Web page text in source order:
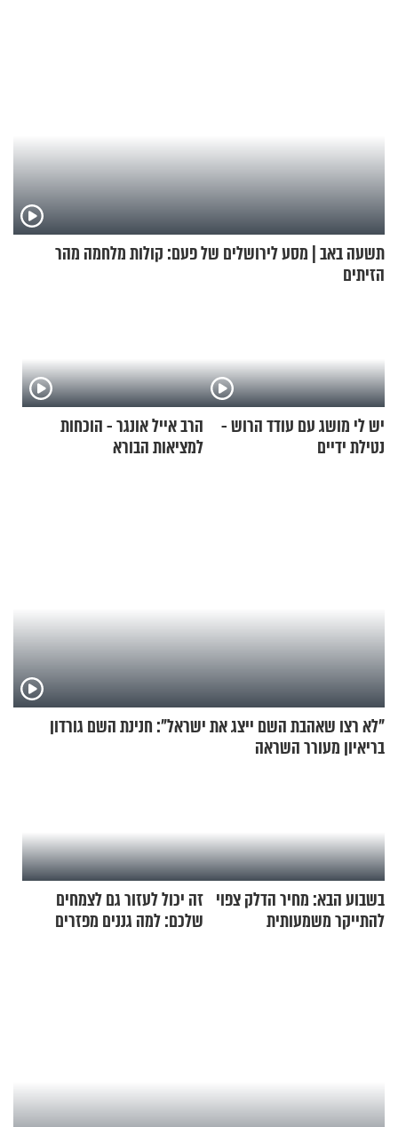
תשעה באב | מסע לירושלים של פעם: קולות מלחמה מהר
הזיתים
יש לי מושג עם עודד הרוש -
נטילת ידיים
הרב אייל אונגר - הוכחות
למציאות הבורא
"לא רצו שאהבת השם ייצג את ישראל": חנינת השם גורדון
בריאיון מעורר השראה
בשבוע הבא: מחיר הדלק צפוי
להתייקר משמעותית
זה יכול לעזור גם לצמחים
שלכם: למה גננים מפזרים